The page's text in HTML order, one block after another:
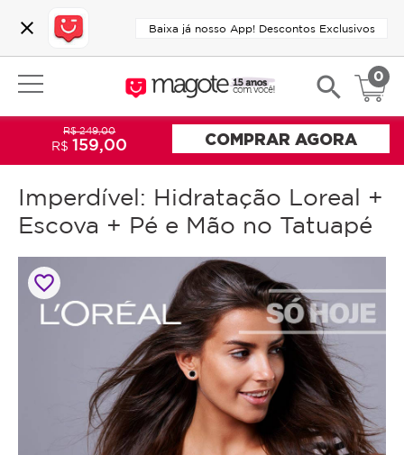
close Baixa já nosso App! Descontos Exclusivos
search 0
Imperdível: Hidratação Loreal +
Escova + Pé e Mão no Tatuapé
favorite_border
R$ 249,00
R$159,00 COMPRAR AGORA